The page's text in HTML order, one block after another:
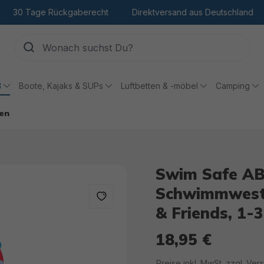
30 Tage Rückgaberecht Direktversand aus Deutschland
Boote, Kajaks & SUPs Luftbetten & -möbel Camping
Swim Safe
& Friends, 1-
18,95 €